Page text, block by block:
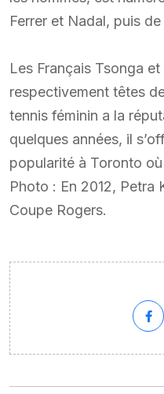
Ferrer et Nadal, puis de
Les Français Tsonga
respectivement têtes
tennis féminin a la
quelques années, il
popularité à Toronto
Photo : En 2012, Petra
Coupe Rogers.